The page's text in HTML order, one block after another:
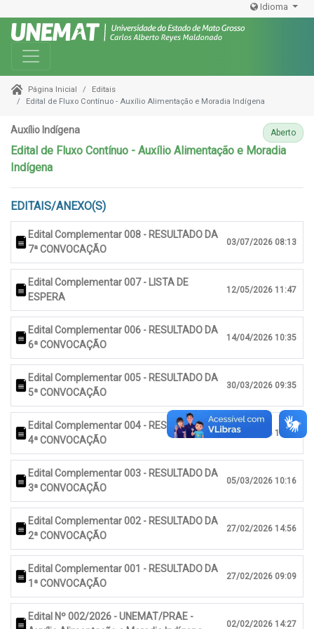
Idioma
Toggle navigation
Página Inicial
Editais
Edital de Fluxo Contínuo - Auxílio Alimentação e Moradia Indígena
Auxílio Indígena Aberto
Edital de Fluxo Contínuo - Auxílio Alimentação e Moradia
Indígena
EDITAIS/ANEXO(S)
Edital Complementar 008 - RESULTADO DA
7ª CONVOCAÇÃO
03/07/2026 08:13
Edital Complementar 007 - LISTA DE
ESPERA
12/05/2026 11:47
Edital Complementar 006 - RESULTADO DA
6ª CONVOCAÇÃO
14/04/2026 10:35
Edital Complementar 005 - RESULTADO DA
5ª CONVOCAÇÃO
30/03/2026 09:35
Edital Complementar 004 - RESULTADO DA
4ª CONVOCAÇÃO
12/03/2026 14:10
Edital Complementar 003 - RESULTADO DA
3ª CONVOCAÇÃO
05/03/2026 10:16
Edital Complementar 002 - RESULTADO DA
2ª CONVOCAÇÃO
27/02/2026 14:56
Edital Complementar 001 - RESULTADO DA
1ª CONVOCAÇÃO
27/02/2026 09:09
Edital Nº 002/2026 - UNEMAT/PRAE -
02/02/2026 14:27